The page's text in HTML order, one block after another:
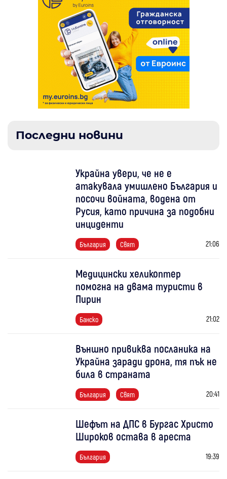
Последни новини
Украйна увери, че не е
атакувала умишлено България и
посочи войната, водена от
Русия, като причина за подобни
инциденти
България Свят 21:06
Медицински хеликоптер
помогна на двама туристи в
Пирин
Банско 21:02
Външно привиква посланика на
Украйна заради дрона, тя пък не
била в страната
България Свят 20:41
Шефът на ДПС в Бургас Христо
Широков остава в ареста
България 19:39